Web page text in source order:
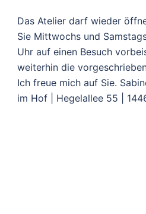
Das Atelier darf wieder
Sie Mittwochs und
Uhr auf einen Besuch
weiterhin die
Ich freue mich auf Sie.
im Hof | Hegelallee 55 |